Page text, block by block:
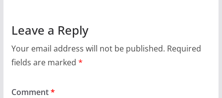
Leave a Reply
Your email address will not be published. Required
fields are marked *
Comment*